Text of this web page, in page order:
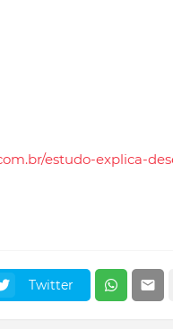
estudo-explica-
Twitter